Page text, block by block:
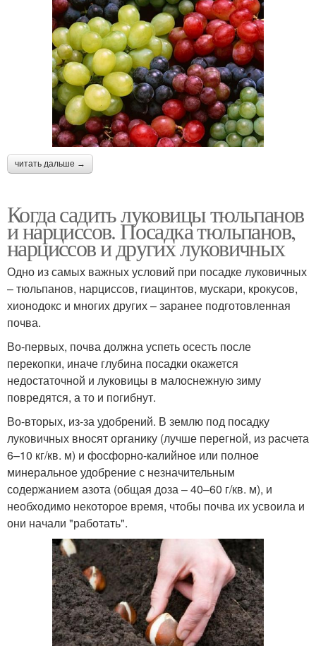
читать дальше →
Когда садить луковицы тюльпанов
и нарциссов. Посадка тюльпанов,
нарциссов и других луковичных
Одно из самых важных условий при посадке луковичных
– тюльпанов, нарциссов, гиацинтов, мускари, крокусов,
хионодокс и многих других – заранее подготовленная
почва.
Во-первых, почва должна успеть осесть после
перекопки, иначе глубина посадки окажется
недостаточной и луковицы в малоснежную зиму
повредятся, а то и погибнут.
Во-вторых, из-за удобрений. В землю под посадку
луковичных вносят органику (лучше перегной, из расчета
6–10 кг/кв. м) и фосфорно-калийное или полное
минеральное удобрение с незначительным
содержанием азота (общая доза – 40–60 г/кв. м), и
необходимо некоторое время, чтобы почва их усвоила и
они начали "работать".